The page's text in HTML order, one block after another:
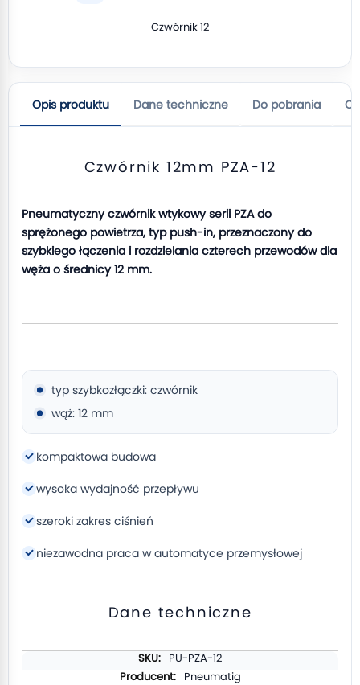
Czwórnik 12
Opis produktu Dane techniczne Do pobrania
Czwórnik 12mm PZA-12
Pneumatyczny czwórnik wtykowy serii PZA do
sprężonego powietrza, typ push-in, przeznaczony do
szybkiego łączenia i rozdzielania czterech przewodów dla
węża o średnicy 12 mm.
typ szybkozłączki: czwórnik
wąż: 12 mm
kompaktowa budowa
wysoka wydajność przepływu
szeroki zakres ciśnień
niezawodna praca w automatyce przemysłowej
Dane techniczne
PU-PZA-12
Pneumatig